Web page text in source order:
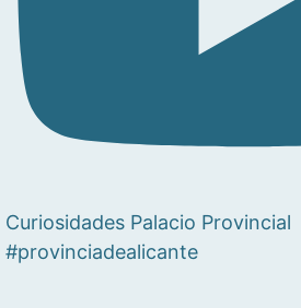
Curiosidades Palacio Provincial
#provinciadealicante